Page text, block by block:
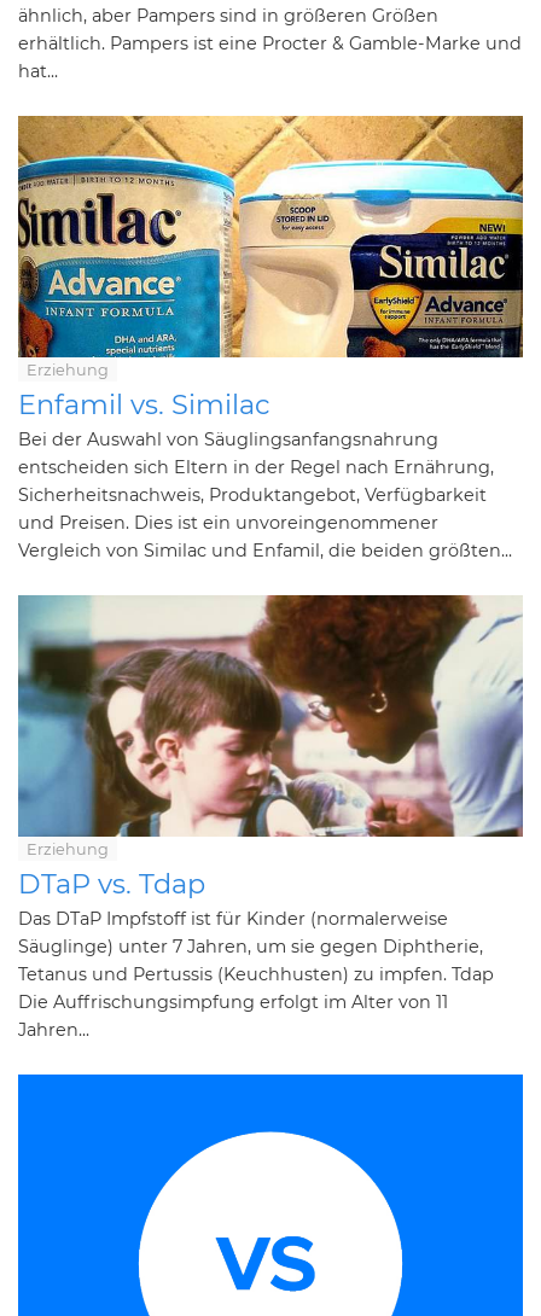
ähnlich, aber Pampers sind in größeren Größen
erhältlich. Pampers ist eine Procter & Gamble-Marke und
hat...
Erziehung
Enfamil vs. Similac
Bei der Auswahl von Säuglingsanfangsnahrung
entscheiden sich Eltern in der Regel nach Ernährung,
Sicherheitsnachweis, Produktangebot, Verfügbarkeit
und Preisen. Dies ist ein unvoreingenommener
Vergleich von Similac und Enfamil, die beiden größten...
Erziehung
DTaP vs. Tdap
Das DTaP Impfstoff ist für Kinder (normalerweise
Säuglinge) unter 7 Jahren, um sie gegen Diphtherie,
Tetanus und Pertussis (Keuchhusten) zu impfen. Tdap
Die Auffrischungsimpfung erfolgt im Alter von 11
Jahren...